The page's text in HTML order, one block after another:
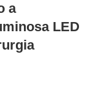
a
LED